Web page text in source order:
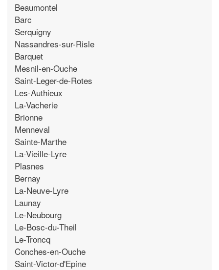
Beaumontel
Barc
Serquigny
Nassandres-sur-Risle
Barquet
Mesnil-en-Ouche
Saint-Leger-de-Rotes
Les-Authieux
La-Vacherie
Brionne
Menneval
Sainte-Marthe
La-Vieille-Lyre
Plasnes
Bernay
La-Neuve-Lyre
Launay
Le-Neubourg
Le-Bosc-du-Theil
Le-Troncq
Conches-en-Ouche
Saint-Victor-d'Epine